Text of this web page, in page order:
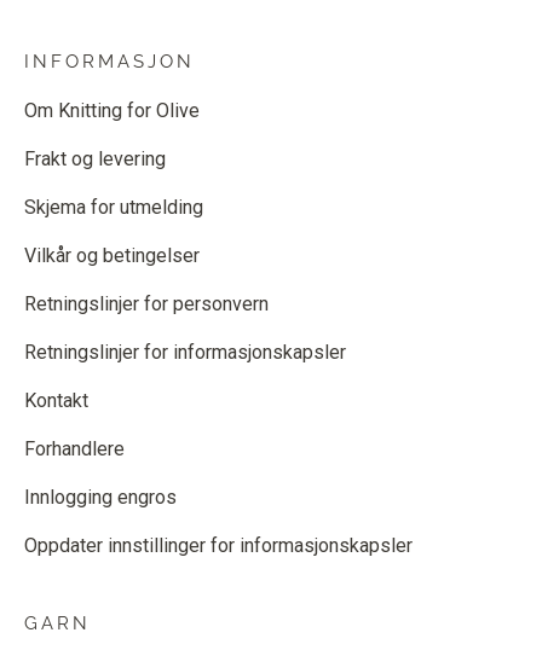
INFORMASJON
Om Knitting for Olive
Frakt og levering
Skjema for utmelding
Vilkår og betingelser
Retningslinjer for personvern
Retningslinjer for informasjonskapsler
Kontakt
Forhandlere
Innlogging engros
Oppdater innstillinger for informasjonskapsler
GARN